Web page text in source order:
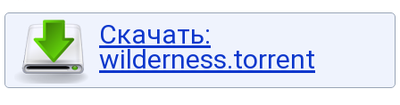
Скачать:
wilderness.torrent